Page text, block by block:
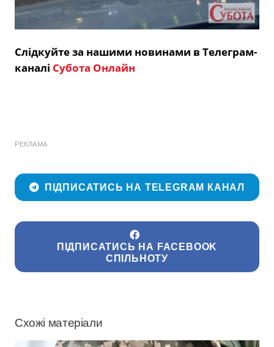
Слідкуйте за нашими новинами в Телеграм-
каналі Субота Онлайн
РЕКЛАМА
ПІДПИСАТИСЬ НА TELEGRAM КАНАЛ
ПІДПИСАТИСЬ НА FACEBOOK
СПІЛЬНОТУ
Схожі матеріали